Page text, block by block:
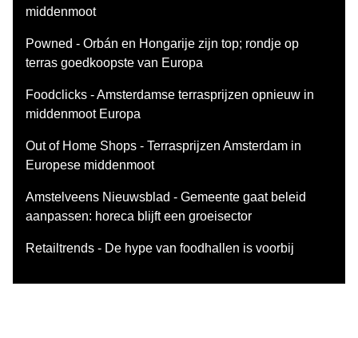
middenmoot
Powned - Orbán en Hongarije zijn top; rondje op
terras goedkoopste van Europa
Foodclicks - Amsterdamse terrasprijzen opnieuw in
middenmoot Europa
Out of Home Shops - Terrasprijzen Amsterdam in
Europese middenmoot
Amstelveens Nieuwsblad - Gemeente gaat beleid
aanpassen: horeca blijft een groeisector
Retailtrends - De hype van foodhallen is voorbij